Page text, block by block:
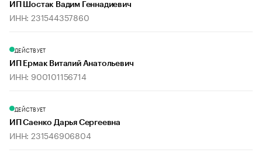
ИП Шостак Вадим Геннадиевич
ИНН: 231544357860
ДЕЙСТВУЕТ
ИП Ермак Виталий Анатольевич
ИНН: 900101156714
ДЕЙСТВУЕТ
ИП Саенко Дарья Сергеевна
ИНН: 231546906804